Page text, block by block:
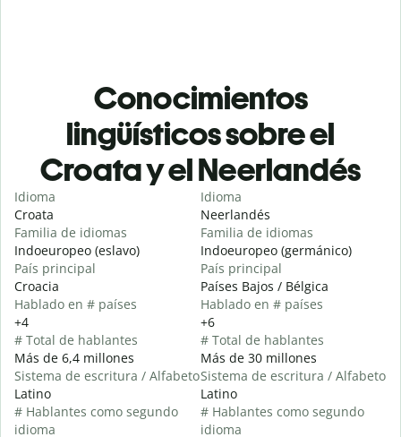
Conocimientos
lingüísticos sobre el
Croata y el Neerlandés
Idioma
Croata
Familia de idiomas
Indoeuropeo (eslavo)
País principal
Croacia
Hablado en # países
+4
# Total de hablantes
Más de 6,4 millones
Sistema de escritura / Alfabeto
Latino
# Hablantes como segundo
idioma
Idioma
Neerlandés
Familia de idiomas
Indoeuropeo (germánico)
País principal
Países Bajos / Bélgica
Hablado en # países
+6
# Total de hablantes
Más de 30 millones
Sistema de escritura / Alfabeto
Latino
# Hablantes como segundo
idioma